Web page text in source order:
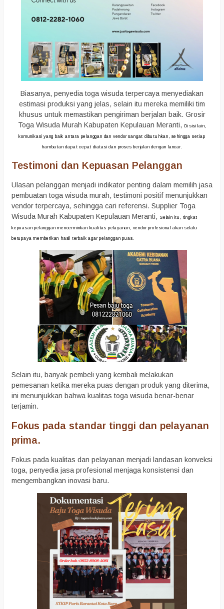
Biasanya, penyedia toga wisuda terpercaya menyediakan
estimasi produksi yang jelas, selain itu mereka memiliki tim
khusus untuk memastikan pengiriman berjalan baik. Grosir
Toga Wisuda Murah Kabupaten Kepulauan Meranti, Di sisi lain,
komunikasi yang baik antara pelanggan dan vendor sangat dibutuhkan, sehingga setiap
hambatan dapat cepat diatasi dan proses berjalan dengan lancar.
Testimoni dan Kepuasan Pelanggan
Ulasan pelanggan menjadi indikator penting dalam memilih jasa
pembuatan toga wisuda murah, testimoni positif menunjukkan
vendor terpercaya, sehingga cari referensi. Supplier Toga
Wisuda Murah Kabupaten Kepulauan Meranti, Selain itu, tingkat
kepuasan pelanggan mencerminkan kualitas pelayanan, vendor profesional akan selalu
berupaya memberikan hasil terbaik agar pelanggan puas.
Selain itu, banyak pembeli yang kembali melakukan
pemesanan ketika mereka puas dengan produk yang diterima,
ini menunjukkan bahwa kualitas toga wisuda benar-benar
terjamin.
Fokus pada standar tinggi dan pelayanan
prima.
Fokus pada kualitas dan pelayanan menjadi landasan konveksi
toga, penyedia jasa profesional menjaga konsistensi dan
mengembangkan inovasi baru.